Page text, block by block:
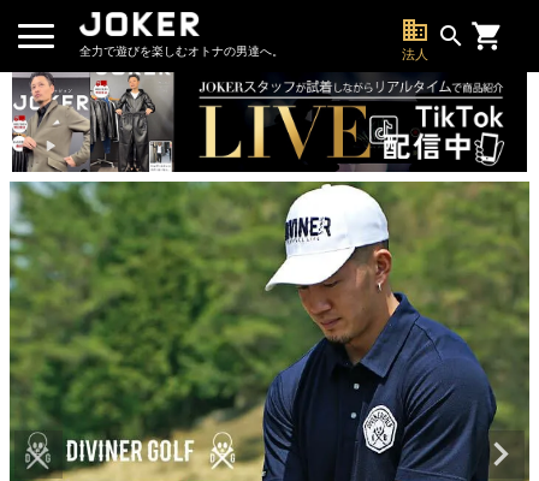
全力で遊びを楽しむオトナの男達へ。
business
法人
search